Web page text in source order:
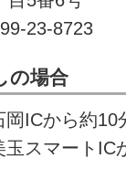
23-8723
の場合
岡ICから約10
玉スマートIC